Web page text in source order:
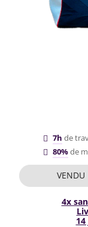
7h de
80%de
VENDU
4x